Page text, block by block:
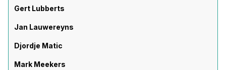
Gert Lubberts
Jan Lauwereyns
Djordje Matic
Mark Meekers